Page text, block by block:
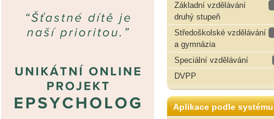
Základní vzdělávání
druhý stupeň
Středoškolské vzdělávání
a gymnázia
Speciální vzdělávání
DVPP
Aplikace podle systému